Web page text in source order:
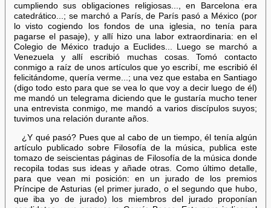
cumpliendo sus obligaciones religiosas..., en Barcelona era
catedrático...; se marchó a París, de París pasó a México (por
lo visto cogiendo los fondos de una iglesia, no tenía para
pagarse el pasaje), y allí hizo una labor extraordinaria: en el
Colegio de México tradujo a Euclides... Luego se marchó a
Venezuela y allí escribió muchas cosas. Tomó contacto
conmigo a raíz de unos artículos que yo escribí, me escribió él
felicitándome, quería verme...; una vez que estaba en Santiago
(digo todo esto para que se vea lo que voy a decir luego de él)
me mandó un telegrama diciendo que le gustaría mucho tener
una entrevista conmigo, me mandó a varios discípulos suyos;
tuvimos una relación durante años.
¿Y qué pasó? Pues que al cabo de un tiempo, él tenía algún
artículo publicado sobre Filosofía de la música, publica este
tomazo de seiscientas páginas de Filosofía de la música donde
recopila todas sus ideas y añade otras. Como último detalle,
para que vean mi posición: en un jurado de los premios
Príncipe de Asturias (el primer jurado, o el segundo que hubo,
que iba yo de jurado) los miembros del jurado proponían